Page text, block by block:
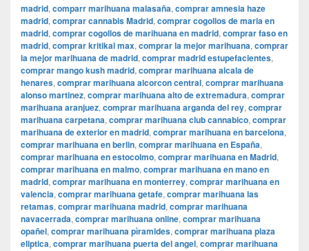
madrid, comparr marihuana malasaña, comprar amnesia haze
madrid, comprar cannabis Madrid, comprar cogollos de maria en
madrid, comprar cogollos de marihuana en madrid, comprar faso en
madrid, comprar kritikal max, comprar la mejor marihuana, comprar
la mejor marihuana de madrid, comprar madrid estupefacientes,
comprar mango kush madrid, comprar marihuana alcala de
henares, comprar marihuana alcorcon central, comprar marihuana
alonso martinez, comprar marihuana alto de extremadura, comprar
marihuana aranjuez, comprar marihuana arganda del rey, comprar
marihuana carpetana, comprar marihuana club cannabico, comprar
marihuana de exterior en madrid, comprar marihuana en barcelona,
comprar marihuana en berlin, comprar marihuana en España,
comprar marihuana en estocolmo, comprar marihuana en Madrid,
comprar marihuana en malmo, comprar marihuana en mano en
madrid, comprar marihuana en monterrey, comprar marihuana en
valencia, comprar marihuana getafe, comprar marihuana las
retamas, comprar marihuana madrid, comprar marihuana
navacerrada, comprar marihuana online, comprar marihuana
opañel, comprar marihuana pìramides, comprar marihuana plaza
eliptica, comprar marihuana puerta del angel, comprar marihuana